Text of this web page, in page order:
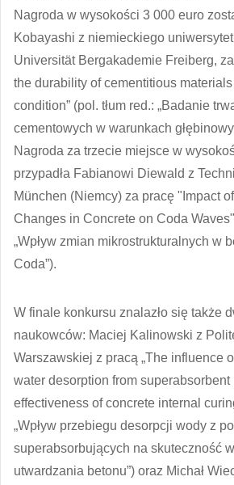
Nagroda w wysokości 3 000 euro
Kobayashi z niemieckiego
Universität Bergakademie Freiberg,
the durability of cementitious
condition” (pol. tłum red.: „Badanie
cementowych w warunkach
Nagroda za trzecie miejsce w
przypadła Fabianowi Diewald z
München (Niemcy) za pracę "Impact
Changes in Concrete on Coda Waves"
„Wpływ zmian mikrostrukturalnych w
Coda”).
W finale konkursu znalazło się także
naukowców: Maciej Kalinowski z
Warszawskiej z pracą „The influence
water desorption from
effectiveness of concrete internal
„Wpływ przebiegu desorpcji wody z
superabsorbujących na skuteczność
utwardzania betonu”) oraz Michał